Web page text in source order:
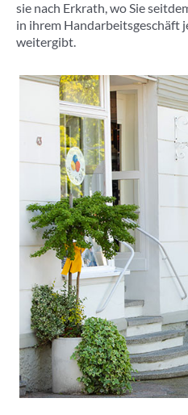
sie nach Erkrath, wo Sie
in ihrem Handarbeitsgeschäft
weitergibt.